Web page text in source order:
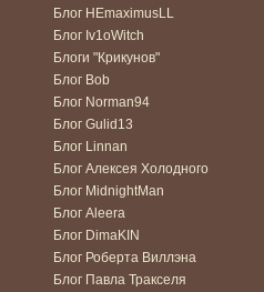
Блог HEmaximusLL
Блог Iv1oWitch
Блоги "Крикунов"
Блог Bob
Блог Norman94
Блог Gulid13
Блог Linnan
Блог Алексея Холодного
Блог MidnightMan
Блог Aleera
Блог DimaKIN
Блог Роберта Виллэна
Блог Павла Тракселя